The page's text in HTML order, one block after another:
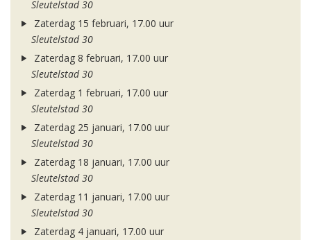
Sleutelstad 30
Zaterdag 15 februari, 17.00 uur
Sleutelstad 30
Zaterdag 8 februari, 17.00 uur
Sleutelstad 30
Zaterdag 1 februari, 17.00 uur
Sleutelstad 30
Zaterdag 25 januari, 17.00 uur
Sleutelstad 30
Zaterdag 18 januari, 17.00 uur
Sleutelstad 30
Zaterdag 11 januari, 17.00 uur
Sleutelstad 30
Zaterdag 4 januari, 17.00 uur